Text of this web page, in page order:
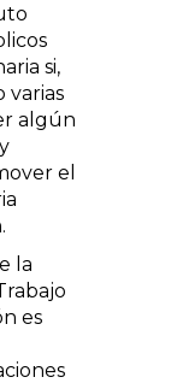
si,
varias
algún
el
la
es